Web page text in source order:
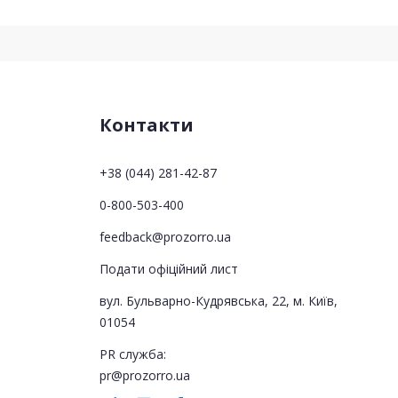
Контакти
+38 (044) 281-42-87
0-800-503-400
feedback@prozorro.ua
Подати офіційний лист
вул. Бульварно-Кудрявська, 22, м. Київ,
01054
PR служба:
pr@prozorro.ua